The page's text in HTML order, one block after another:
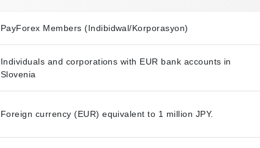
PayForex Members (Indibidwal/Korporasyon)
Individuals and corporations with EUR bank accounts in
Slovenia
Foreign currency (EUR) equivalent to 1 million JPY.